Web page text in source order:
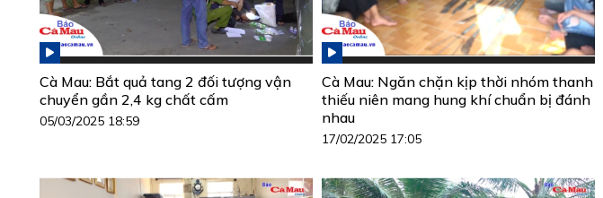
Cà Mau: Bắt quả tang 2 đối tượng vận
chuyển gần 2,4 kg chất cấm
05/03/2025 18:59
Cà Mau: Ngăn chặn kịp thời nhóm thanh
thiếu niên mang hung khí chuẩn bị đánh
nhau
17/02/2025 17:05